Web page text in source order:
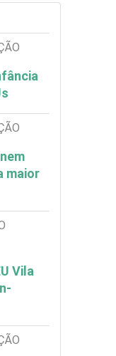
maior
Vila